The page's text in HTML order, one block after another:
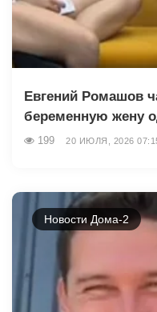
Евгений Ромашов
беременную жену
199 20 ИЮЛЯ, 2026
Новости Дома-2